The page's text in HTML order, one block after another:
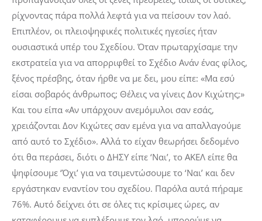
ρίχνοντας πάρα πολλά λεφτά για να πείσουν τον λαό.
Επιπλέον, οι πλειοψηφικές πολιτικές ηγεσίες ήταν
ουσιαστικά υπέρ του Σχεδίου. Όταν πρωταρχίσαμε την
εκστρατεία για να απορριφθεί το Σχέδιο Ανάν ένας φίλος,
ξένος πρέσβης, όταν ήρθε να με δει, μου είπε: «Mα εσύ
είσαι σοβαρός άνθρωπος; Θέλεις να γίνεις Δον Κιχώτης;»
Και του είπα «Αν υπάρχουν ανεμόμυλοι σαν εσάς,
χρειάζονται Δον Κιχώτες σαν εμένα για να απαλλαγούμε
από αυτό το Σχέδιο». Αλλά το είχαν θεωρήσει δεδομένο
ότι θα περάσει, διότι ο ΔΗΣΥ είπε ‘Ναι’, το ΑΚΕΛ είπε θα
ψηφίσουμε ‘Όχι’ για να τσιμεντώσουμε το ‘Ναι’ και δεν
εργάστηκαν εναντίον του σχεδίου. Παρόλα αυτά πήραμε
76%. Αυτό δείχνει ότι σε όλες τις κρίσιμες ώρες, αν